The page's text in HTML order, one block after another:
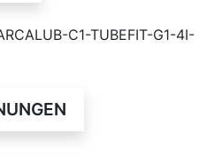
C1-TUBEFIT-G1-4I-